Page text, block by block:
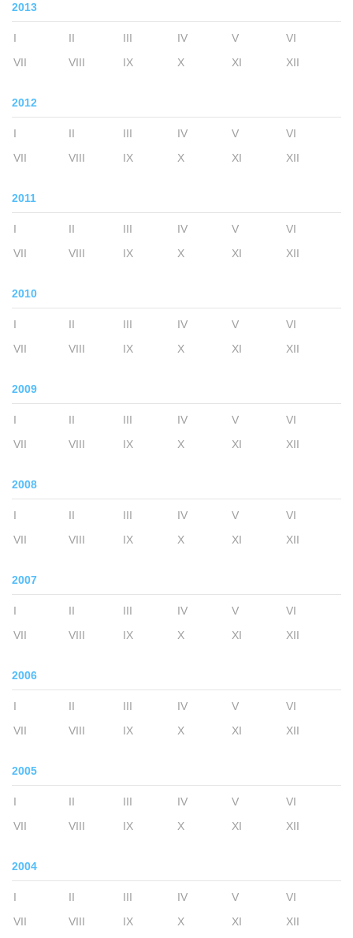
2013
I II III IV V
VI
VII
VIII IX X XI XII
2012
I II III IV V
VI
VII
VIII IX X XI XII
2011
I II III IV V
VI
VII
VIII IX X XI XII
2010
I II III IV V
VI
VII
VIII IX X XI XII
2009
I II III IV V
VI
VII
VIII IX X XI XII
2008
I II III IV V
VI
VII
VIII IX X XI XII
2007
I II III IV V
VI
VII
VIII IX X XI XII
2006
I II III IV V
VI
VII
VIII IX X XI XII
2005
I II III IV V
VI
VII
VIII IX X XI XII
2004
I II III IV V
VI
VII
VIII IX X XI XII